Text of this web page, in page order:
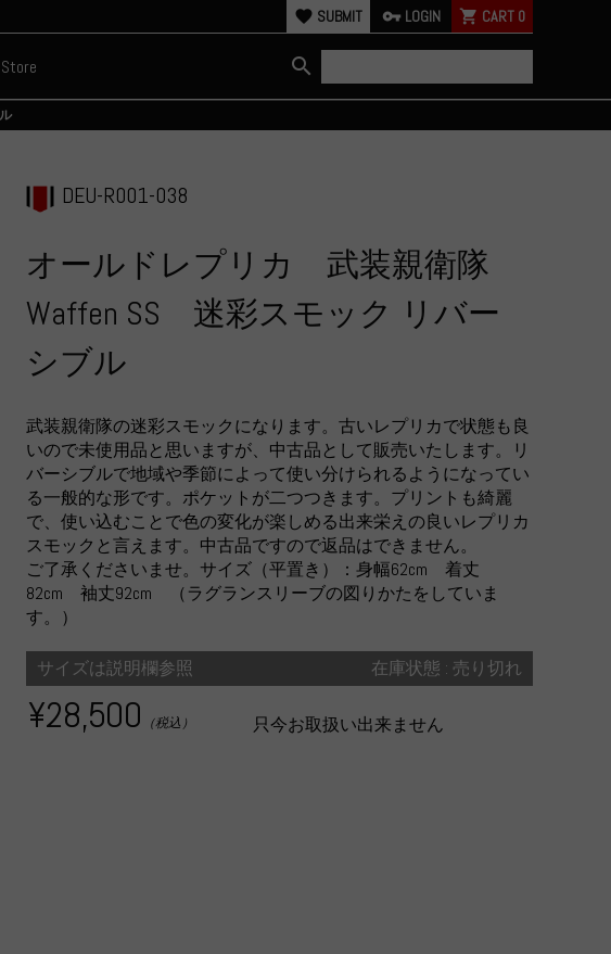
favorite SUBMIT vpn_key LOGIN shopping_cart CART 0
search
DEU-R001-038
オールドレプリカ 武装親衛隊
Waffen SS 迷彩スモック リバー
シブル
武装親衛隊の迷彩スモックになります。古いレプリカで状態も良
いので未使用品と思いますが、中古品として販売いたします。リ
バーシブルで地域や季節によって使い分けられるようになってい
る一般的な形です。ポケットが二つつきます。プリントも綺麗
で、使い込むことで色の変化が楽しめる出来栄えの良いレプリカ
スモックと言えます。中古品ですので返品はできません。
ご了承くださいませ。サイズ（平置き）：身幅62cm 着丈
82cm 袖丈92cm （ラグランスリーブの図りかたをしていま
す。）
サイズは説明欄参照 在庫状態 : 売り切れ
¥28,500 （税込） 只今お取扱い出来ません